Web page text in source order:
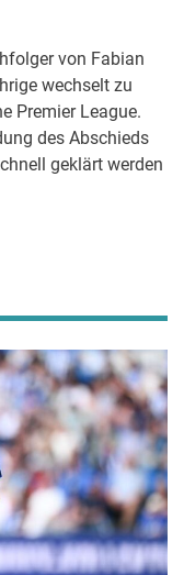
von Fabian
wechselt zu
Premier League.
des Abschieds
geklärt werden